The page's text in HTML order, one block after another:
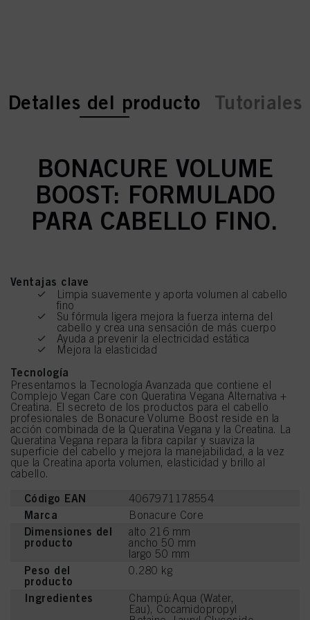
current tab:
current tab:
Detalles del producto Tutoriales
BONACURE VOLUME
BOOST: FORMULADO
PARA CABELLO FINO.
Ventajas clave
Limpia suavemente y aporta volumen al cabello
fino
Su fórmula ligera mejora la fuerza interna del
cabello y crea una sensación de más cuerpo
Ayuda a prevenir la electricidad estática
Mejora la elasticidad
Tecnología
Presentamos la Tecnología Avanzada que contiene el
Complejo Vegan Care con Queratina Vegana Alternativa +
Creatina. El secreto de los productos para el cabello
profesionales de Bonacure Volume Boost reside en la
acción combinada de la Queratina Vegana y la Creatina. La
Queratina Vegana repara la fibra capilar y suaviza la
superficie del cabello y mejora la manejabilidad, a la vez
que la Creatina aporta volumen, elasticidad y brillo al
cabello.
Código EAN 4067971178554
Marca Bonacure Core
Dimensiones del
producto
alto 216 mm
ancho 50 mm
largo 50 mm
Peso del
producto
0.280 kg
Ingredientes
Champú:Aqua (Water,
Eau), Cocamidopropyl